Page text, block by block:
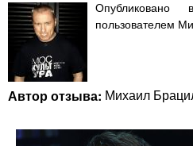
Опубликовано
пользователем
Автор отзыва: Михаил